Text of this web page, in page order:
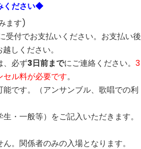
ください◆
ます)
受付でお支払いください。お支払い後
しください。
、必ず3日前までにご連絡ください。3
セル料が必要です。
能です。（アンサンブル、歌唱での利
・一般等）をご記入いただきます。
。関係者のみの入場となります。